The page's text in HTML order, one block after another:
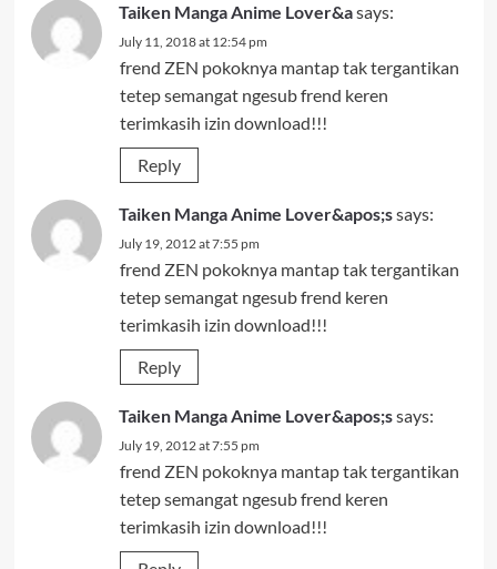
Taiken Manga Anime Lover&asays:
July 11, 2018 at 12:54 pm
frend ZEN pokoknya mantap tak tergantikan
tetep semangat ngesub frend keren
terimkasih izin download!!!
Reply
Taiken Manga Anime Lover&apos;ssays:
July 19, 2012 at 7:55 pm
frend ZEN pokoknya mantap tak tergantikan
tetep semangat ngesub frend keren
terimkasih izin download!!!
Reply
Taiken Manga Anime Lover&apos;ssays:
July 19, 2012 at 7:55 pm
frend ZEN pokoknya mantap tak tergantikan
tetep semangat ngesub frend keren
terimkasih izin download!!!